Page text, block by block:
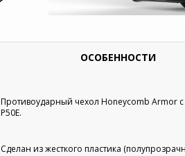
ОСОБЕННОСТИ
Противоударный чехол Honeycomb Armor
P50E.
Сделан из жесткого пластика